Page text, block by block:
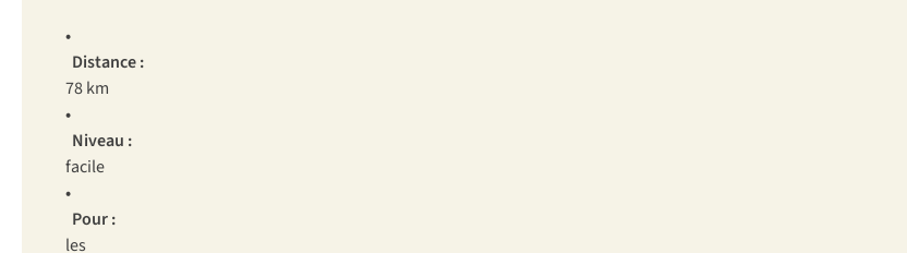
•
Distance :
78 km
•
Niveau :
facile
•
Pour:
les